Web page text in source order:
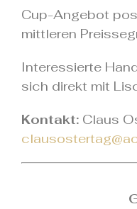
Cup-Angebot
mittleren
Interessierte
sich direkt mit
Kontakt: Claus